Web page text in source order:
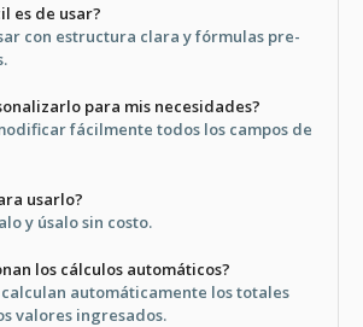
es de usar?
con estructura clara y fórmulas pre-
para mis necesidades?
fácilmente todos los campos de
usarlo?
y úsalo sin costo.
los cálculos automáticos?
automáticamente los totales
valores ingresados.